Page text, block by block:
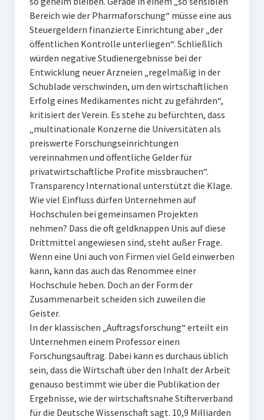
Bereich wie der Pharmaforschung“ müsse eine aus
Steuergeldern finanzierte Einrichtung aber „der
öffentlichen Kontrolle unterliegen“. Schließlich
würden negative Studienergebnisse bei der
Entwicklung neuer Arzneien „regelmäßig in der
Schublade verschwinden, um den wirtschaftlichen
Erfolg eines Medikamentes nicht zu gefährden“,
kritisiert der Verein. Es stehe zu befürchten, dass
„multinationale Konzerne die Universitäten als
preiswerte Forschungseinrichtungen
vereinnahmen und öffentliche Gelder für
privatwirtschaftliche Profite missbrauchen“.
Transparency International unterstützt die Klage.
Wie viel Einfluss dürfen Unternehmen auf
Hochschulen bei gemeinsamen Projekten
nehmen? Dass die oft geldknappen Unis auf diese
Drittmittel angewiesen sind, steht außer Frage.
Wenn eine Uni auch von Firmen viel Geld einwerben
kann, kann das auch das Renommee einer
Hochschule heben. Doch an der Form der
Zusammenarbeit scheiden sich zuweilen die
Geister.
In der klassischen „Auftragsforschung“ erteilt ein
Unternehmen einem Professor einen
Forschungsauftrag. Dabei kann es durchaus üblich
sein, dass die Wirtschaft über den Inhalt der Arbeit
genauso bestimmt wie über die Publikation der
Ergebnisse, wie der wirtschaftsnahe Stifterverband
für die Deutsche Wissenschaft sagt. 10,9 Milliarden